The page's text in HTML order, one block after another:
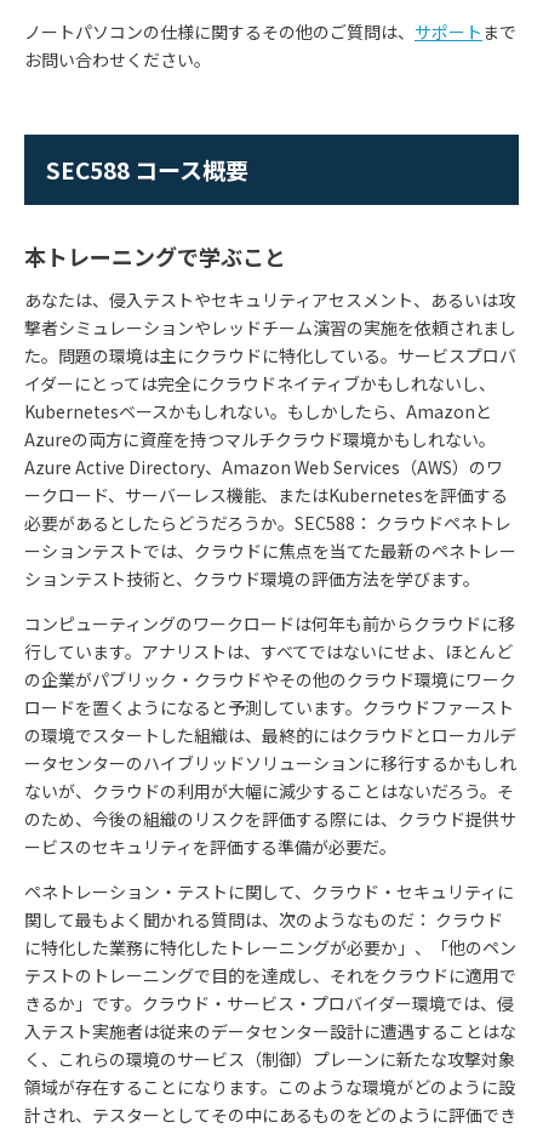
ノートパソコンの仕様に関するその他のご質問は、 サポート まで
お問い合わせください。
SEC588 コース概要
本トレーニングで学ぶこと
あなたは、侵入テストやセキュリティアセスメント、あるいは攻
撃者シミュレーションやレッドチーム演習の実施を依頼されまし
た。問題の環境は主にクラウドに特化している。サービスプロバ
イダーにとっては完全にクラウドネイティブかもしれないし、
Kubernetesベースかもしれない。もしかしたら、Amazonと
Azureの両方に資産を持つマルチクラウド環境かもしれない。
Azure Active Directory、Amazon Web Services（AWS）のワ
ークロード、サーバーレス機能、またはKubernetesを評価する
必要があるとしたらどうだろうか。SEC588： クラウドペネトレ
ーションテストでは、クラウドに焦点を当てた最新のペネトレー
ションテスト技術と、クラウド環境の評価方法を学びます。
コンピューティングのワークロードは何年も前からクラウドに移
行しています。アナリストは、すべてではないにせよ、ほとんど
の企業がパブリック・クラウドやその他のクラウド環境にワーク
ロードを置くようになると予測しています。クラウドファースト
の環境でスタートした組織は、最終的にはクラウドとローカルデ
ータセンターのハイブリッドソリューションに移行するかもしれ
ないが、クラウドの利用が大幅に減少することはないだろう。そ
のため、今後の組織のリスクを評価する際には、クラウド提供サ
ービスのセキュリティを評価する準備が必要だ。
ペネトレーション・テストに関して、クラウド・セキュリティに
関して最もよく聞かれる質問は、次のようなものだ： クラウド
に特化した業務に特化したトレーニングが必要か」、「他のペン
テストのトレーニングで目的を達成し、それをクラウドに適用で
きるか」です。クラウド・サービス・プロバイダー環境では、侵
入テスト実施者は従来のデータセンター設計に遭遇することはな
く、これらの環境のサービス（制御）プレーンに新たな攻撃対象
領域が存在することになります。このような環境がどのように設
計され、テスターとしてその中にあるものをどのように評価でき